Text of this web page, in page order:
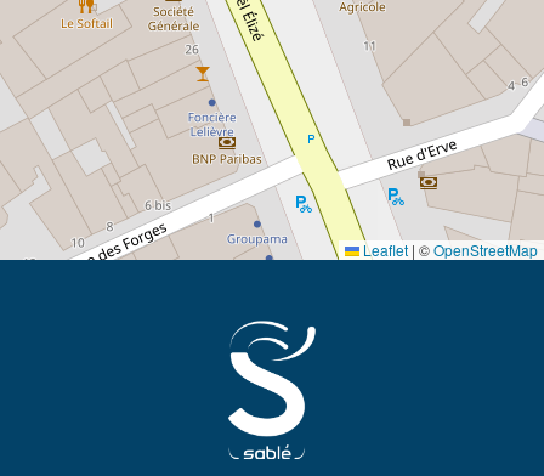
Leaflet | ©OpenStreetMap